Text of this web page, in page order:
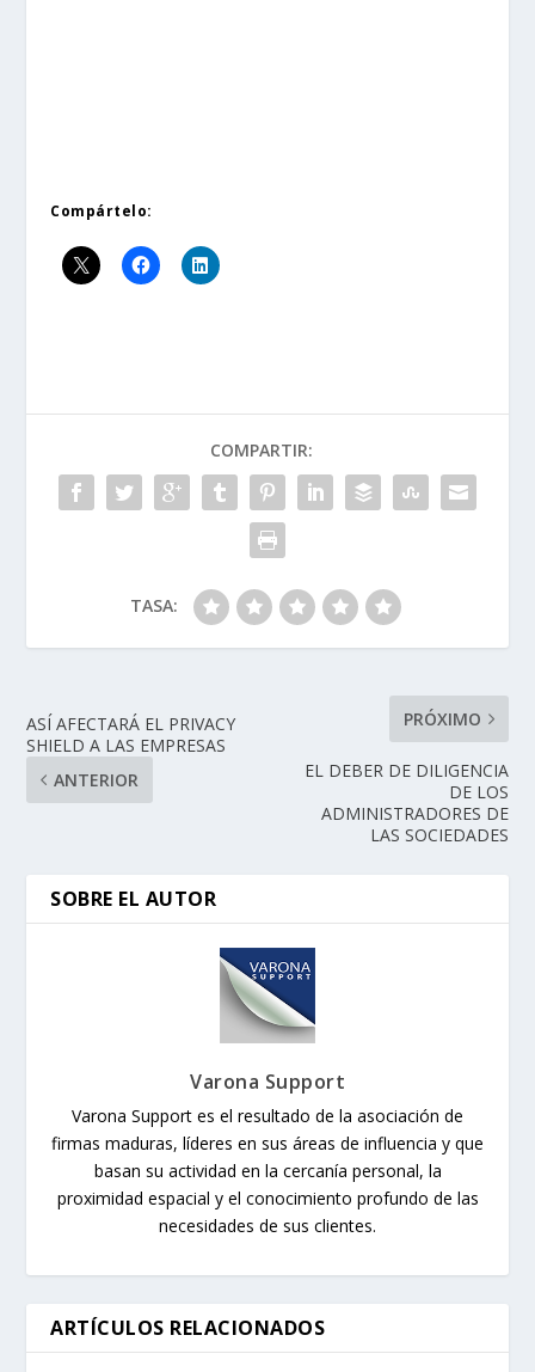
Compártelo:
COMPARTIR:
TASA:
ASÍ AFECTARÁ EL PRIVACY
SHIELD A LAS EMPRESAS
ANTERIOR
PRÓXIMO
EL DEBER DE DILIGENCIA
DE LOS
ADMINISTRADORES DE
LAS SOCIEDADES
SOBRE EL AUTOR
Varona Support
Varona Support es el resultado de la asociación de
firmas maduras, líderes en sus áreas de influencia y que
basan su actividad en la cercanía personal, la
proximidad espacial y el conocimiento profundo de las
necesidades de sus clientes.
ARTÍCULOS RELACIONADOS